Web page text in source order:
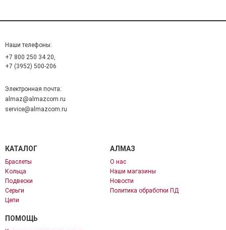
Наши телефоны:
+7 800 250 34 20,
+7 (3952) 500-206
Электронная почта:
almaz@almazcom.ru
service@almazcom.ru
КАТАЛОГ
Браслеты
Кольца
Подвески
Серьги
Цепи
АЛМАЗ
О нас
Наши магазины
Новости
Политика обработки ПД
ПОМОЩЬ